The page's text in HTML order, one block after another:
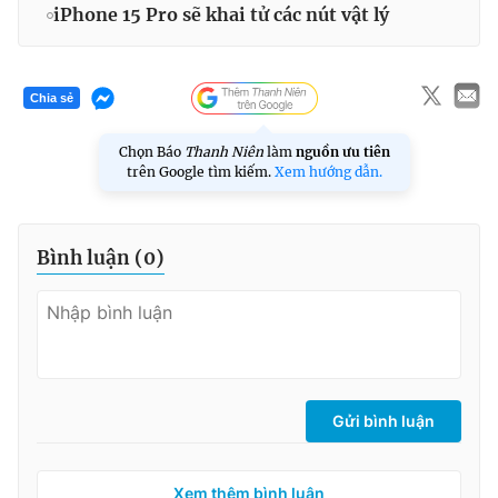
iPhone 15 Pro sẽ khai tử các nút vật lý
Chia sẻ
Chọn Báo Thanh Niên làm nguồn ưu tiên
trên Google tìm kiếm. Xem hướng dẫn.
Bình luận (0)
Gửi bình luận
Xem thêm bình luận